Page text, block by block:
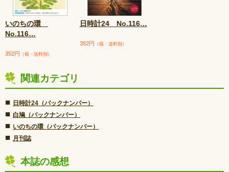
いのちの環
No.116…
352円 （税・送料別）
日時計24 No.116…
352円 （税・送料別）
関連カテゴリ
■ 日時計24（バックナンバー）
■ 白鳩（バックナンバー）
■ いのちの環（バックナンバー）
■ 月刊誌
本誌の感想